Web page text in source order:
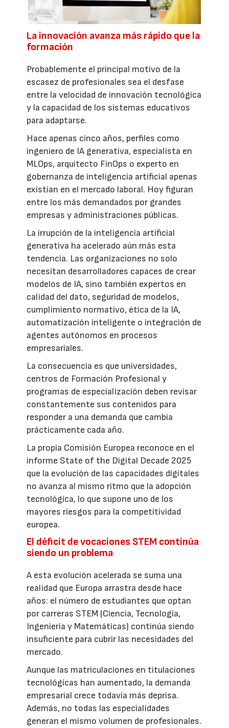
La innovación avanza más rápido que la
formación
Probablemente el principal motivo de la
escasez de profesionales sea el desfase
entre la velocidad de innovación tecnológica
y la capacidad de los sistemas educativos
para adaptarse.
Hace apenas cinco años, perfiles como
ingeniero de IA generativa, especialista en
MLOps, arquitecto FinOps o experto en
gobernanza de inteligencia artificial apenas
existían en el mercado laboral. Hoy figuran
entre los más demandados por grandes
empresas y administraciones públicas.
La irrupción de la inteligencia artificial
generativa ha acelerado aún más esta
tendencia. Las organizaciones no solo
necesitan desarrolladores capaces de crear
modelos de IA, sino también expertos en
calidad del dato, seguridad de modelos,
cumplimiento normativo, ética de la IA,
automatización inteligente o integración de
agentes autónomos en procesos
empresariales.
La consecuencia es que universidades,
centros de Formación Profesional y
programas de especialización deben revisar
constantemente sus contenidos para
responder a una demanda que cambia
prácticamente cada año.
La propia Comisión Europea reconoce en el
informe State of the Digital Decade 2025
que la evolución de las capacidades digitales
no avanza al mismo ritmo que la adopción
tecnológica, lo que supone uno de los
mayores riesgos para la competitividad
europea.
El déficit de vocaciones STEM continúa
siendo un problema
A esta evolución acelerada se suma una
realidad que Europa arrastra desde hace
años: el número de estudiantes que optan
por carreras STEM (Ciencia, Tecnología,
Ingeniería y Matemáticas) continúa siendo
insuficiente para cubrir las necesidades del
mercado.
Aunque las matriculaciones en titulaciones
tecnológicas han aumentado, la demanda
empresarial crece todavía más deprisa.
Además, no todas las especialidades
generan el mismo volumen de profesionales.